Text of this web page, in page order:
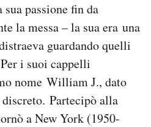
passione fin da
la messa – la sua era una
guardando quelli
i suoi cappelli
nome William J., dato
Partecipò alla
a New York (1950-